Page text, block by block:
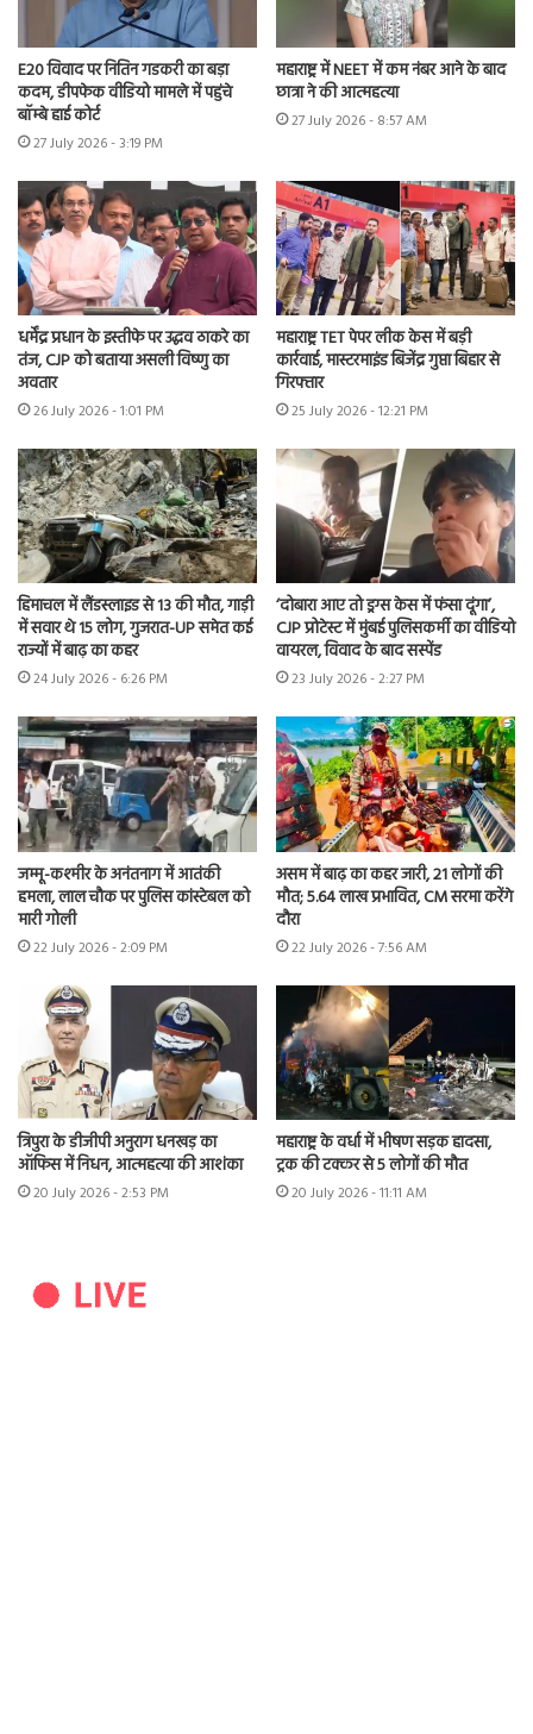
E20 विवाद पर नितिन गडकरी का बड़ा
कदम, डीपफेक वीडियो मामले में पहुंचे
बॉम्बे हाई कोर्ट
27 July 2026 - 3:19 PM
महाराष्ट्र में NEET में कम नंबर आने के बाद
छात्रा ने की आत्महत्या
27 July 2026 - 8:57 AM
धर्मेंद्र प्रधान के इस्तीफे पर उद्धव ठाकरे का
तंज, CJP को बताया असली विष्णु का
अवतार
26 July 2026 - 1:01 PM
महाराष्ट्र TET पेपर लीक केस में बड़ी
कार्रवाई, मास्टरमाइंड बिजेंद्र गुप्ता बिहार से
गिरफ्तार
25 July 2026 - 12:21 PM
हिमाचल में लैंडस्लाइड से 13 की मौत, गाड़ी
में सवार थे 15 लोग, गुजरात-UP समेत कई
राज्यों में बाढ़ का कहर
24 July 2026 - 6:26 PM
‘दोबारा आए तो ड्रग्स केस में फंसा दूंगा’,
CJP प्रोटेस्ट में मुंबई पुलिसकर्मी का वीडियो
वायरल, विवाद के बाद सस्पेंड
23 July 2026 - 2:27 PM
जम्मू-कश्मीर के अनंतनाग में आतंकी
हमला, लाल चौक पर पुलिस कांस्टेबल को
मारी गोली
22 July 2026 - 2:09 PM
असम में बाढ़ का कहर जारी, 21 लोगों की
मौत; 5.64 लाख प्रभावित, CM सरमा करेंगे
दौरा
22 July 2026 - 7:56 AM
त्रिपुरा के डीजीपी अनुराग धनखड़ का
ऑफिस में निधन, आत्महत्या की आशंका
20 July 2026 - 2:53 PM
महाराष्ट्र के वर्धा में भीषण सड़क हादसा,
ट्रक की टक्कर से 5 लोगों की मौत
20 July 2026 - 11:11 AM